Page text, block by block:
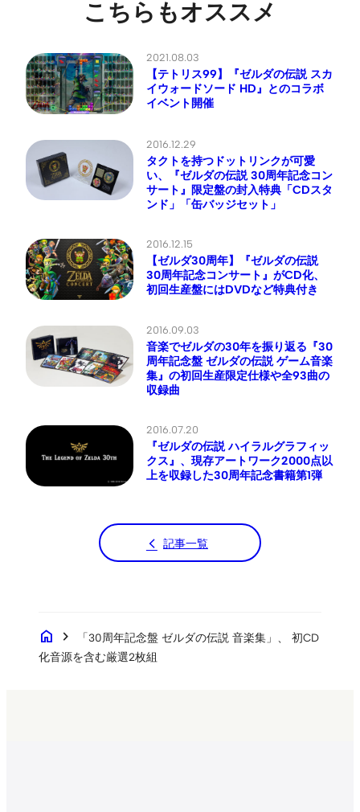
こちらもオススメ
2021.08.03
【テトリス99】『ゼルダの伝説 スカ
イウォードソード HD』とのコラボ
イベント開催
2016.12.29
タクトを持つドットリンクが可愛
い、『ゼルダの伝説 30周年記念コン
サート』限定盤の封入特典「CDスタ
ンド」「缶バッジセット」
2016.12.15
【ゼルダ30周年】『ゼルダの伝説
30周年記念コンサート』がCD化、
初回生産盤にはDVDなど特典付き
2016.09.03
音楽でゼルダの30年を振り返る『30
周年記念盤 ゼルダの伝説 ゲーム音楽
集』の初回生産限定仕様や全93曲の
収録曲
2016.07.20
『ゼルダの伝説 ハイラルグラフィッ
クス』、現存アートワーク2000点以
上を収録した30周年記念書籍第1弾
記事一覧
home chevron_right
「30周年記念盤 ゼルダの伝説 音楽集」、 初CD
化音源を含む厳選2枚組